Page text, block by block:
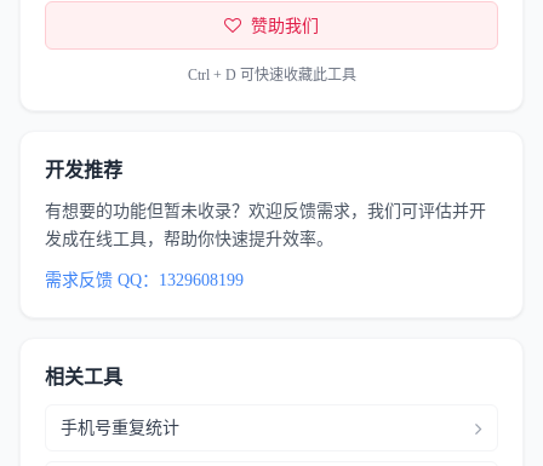
赞助我们
Ctrl + D 可快速收藏此工具
开发推荐
有想要的功能但暂未收录？欢迎反馈需求，我们可评估并开
发成在线工具，帮助你快速提升效率。
需求反馈 QQ：1329608199
相关工具
手机号重复统计